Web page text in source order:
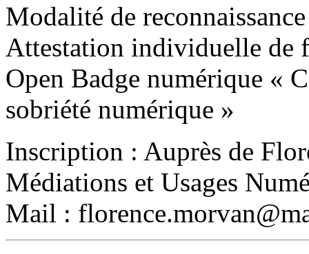
Modalité de
Attestation individuelle de
Open Badge numérique «
sobriété numérique »
Inscription : Auprès de
Médiations et Usages
Mail :